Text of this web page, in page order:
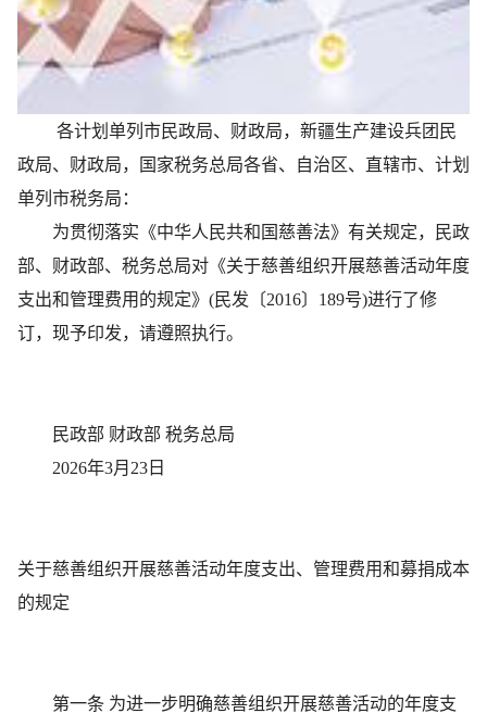
各计划单列市民政局、财政局，新疆生产建设兵团民
政局、财政局，国家税务总局各省、自治区、直辖市、计划
单列市税务局：
为贯彻落实《中华人民共和国慈善法》有关规定，民政
部、财政部、税务总局对《关于慈善组织开展慈善活动年度
支出和管理费用的规定》(民发〔2016〕189号)进行了修
订，现予印发，请遵照执行。
民政部 财政部 税务总局
2026年3月23日
关于慈善组织开展慈善活动年度支出、管理费用和募捐成本
的规定
第一条 为进一步明确慈善组织开展慈善活动的年度支